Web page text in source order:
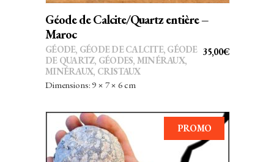
Géode de Calcite/Quartz entière –
Maroc
35,00€
GÉODE, GÉODE DE CALCITE, GÉODE
DE QUARTZ, GÉODES, MINÉRAUX,
MINÉRAUX, CRISTAUX
Dimensions: 9 × 7 × 6 cm
PROMO